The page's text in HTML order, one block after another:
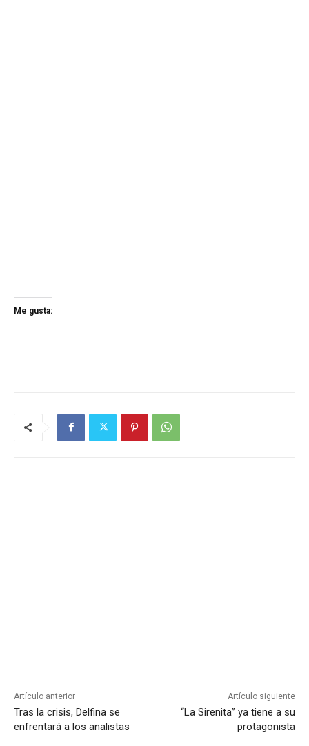
Me gusta:
Artículo anterior
Tras la crisis, Delfina se
enfrentará a los analistas
Artículo siguiente
“La Sirenita” ya tiene a su
protagonista